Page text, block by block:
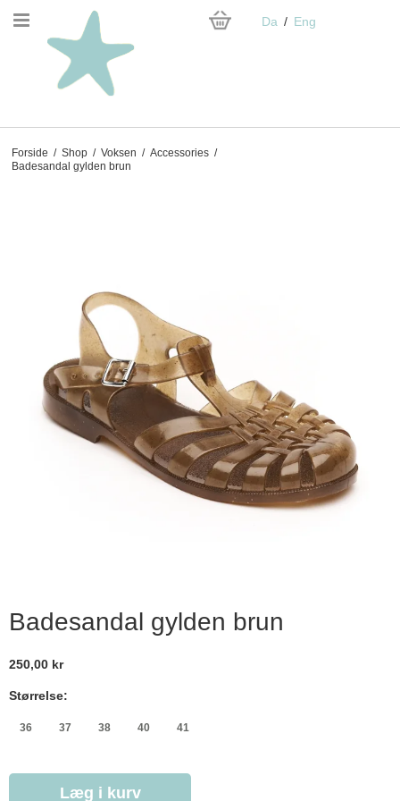
Da Eng
Forside / Shop / Voksen / Accessories /
Badesandal gylden brun
Badesandal gylden brun
250,00 kr
Størrelse:
36 37 38 40 41
Læg i kurv